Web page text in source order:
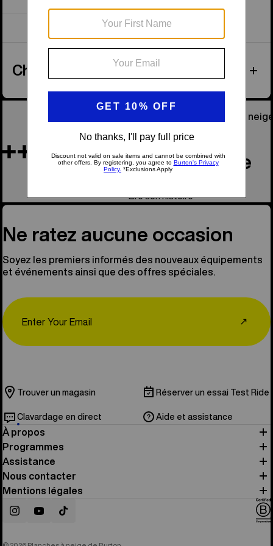
Affichage de 1 sur 1 articles
Checked Luggage
Il était notre fondateur, l’âme de la planche à
En souvenir de Jake
Lire son histoire
Ne ratez aucune occasion
Soyez les premiers informés des nouveaux équipements
et événements ainsi que des offres spéciales.
↗
Trouver un magasin Réserver un essai Test Ride
Clavardage en direct Aide et assistance
À propos
Programmes
Assistance
Nous contacter
Mentions légales
InstagramYouTubeTikTok